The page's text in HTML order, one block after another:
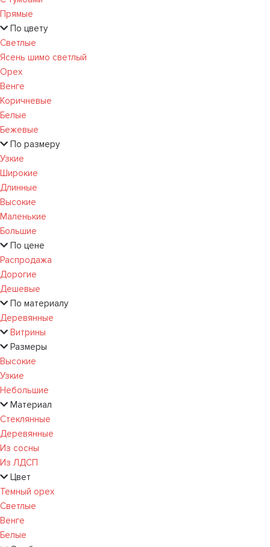
Прямые
По цвету
Светлые
Ясень шимо светлый
Орех
Венге
Коричневые
Белые
Бежевые
По размеру
Узкие
Широкие
Длинные
Высокие
Маленькие
Большие
По цене
Распродажа
Дорогие
Дешевые
По материалу
Деревянные
Витрины
Размеры
Высокие
Узкие
Небольшие
Материал
Стеклянные
Деревянные
Из сосны
Из ЛДСП
Цвет
Темный орех
Светлые
Венге
Белые